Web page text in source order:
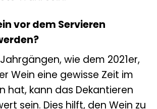
vor dem Servieren
wie dem 2021er,
Wein eine gewisse Zeit im
hat, kann das Dekantieren
sein. Dies hilft, den Wein zu